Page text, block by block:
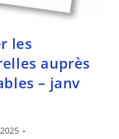
les
auprès
– janv